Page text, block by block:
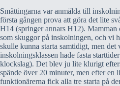
Småttingarna var anmälda till
första gången prova att göra det lite
H14 (springer annars H12). Mamman
som skuggor på inskolningen, och vi
skulle kunna starta samtidigt, men det
inskolningsklassen hade fasta
klockslag). Det blev ju lite klurigt
spände över 20 minuter, men efter en
funktionärerna fick alla tre starta på